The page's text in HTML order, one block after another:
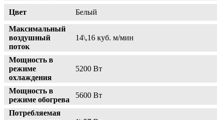
Цвет
Белый
Максимальный
воздушный
поток
14\,16 куб. м/мин
Мощность в
режиме
охлаждения
5200 Вт
Мощность в
режиме обогрева
5600 Вт
Потребляемая